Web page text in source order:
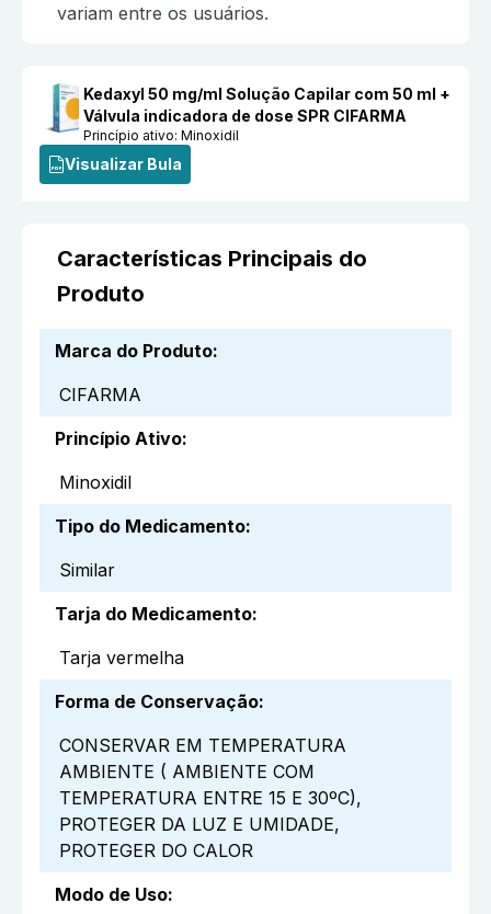
variam entre os usuários.
Kedaxyl 50 mg/ml Solução Capilar com 50 ml +
Válvula indicadora de dose SPR CIFARMA
Princípio ativo:Minoxidil
Visualizar Bula
Características Principais do
Produto
Marca do Produto:
CIFARMA
Princípio Ativo:
Minoxidil
Tipo do Medicamento:
Similar
Tarja do Medicamento:
Tarja vermelha
Forma de Conservação:
CONSERVAR EM TEMPERATURA
AMBIENTE ( AMBIENTE COM
TEMPERATURA ENTRE 15 E 30ºC),
PROTEGER DA LUZ E UMIDADE,
PROTEGER DO CALOR
Modo de Uso: